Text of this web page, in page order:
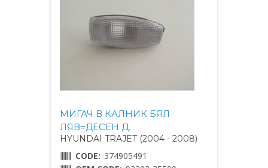
МИГАЧ В КАЛНИК БЯЛ
ЛЯВ=ДЕСЕН Д.
HYUNDAI TRAJET (2004 - 2008)
CODE: 374905491